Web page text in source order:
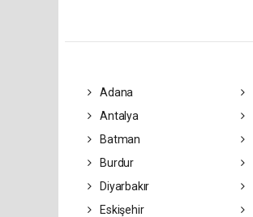
Adana
Antalya
Batman
Burdur
Diyarbakır
Eskişehir